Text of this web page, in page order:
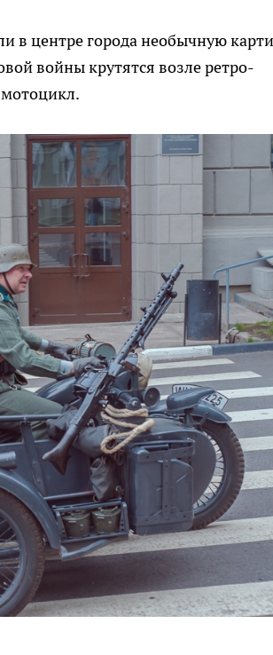
в центре города необычную
войны крутятся возле ретро-